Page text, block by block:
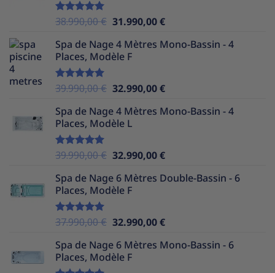
Note5.00
38.990,00€ Le
initial
était :
31.990,00€Le
actuel
Spa de Nage 4 Mètres Mono-Bassin - 4
Places, Modèle F
Note5.00
39.990,00€ Le
initial
était :
32.990,00€Le
actuel
Spa de Nage 4 Mètres Mono-Bassin - 4
Places, Modèle L
Note5.00
39.990,00€ Le
initial
était :
32.990,00€Le
actuel
Spa de Nage 6 Mètres Double-Bassin - 6
Places, Modèle F
Note5.00
37.990,00€ Le
initial
était :
32.990,00€Le
actuel
Spa de Nage 6 Mètres Mono-Bassin - 6
Places, Modèle F